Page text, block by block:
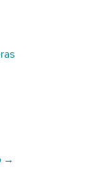
→